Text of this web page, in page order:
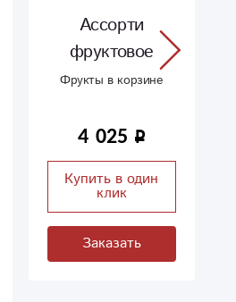
Ассорти
фруктовое
Фрукты в корзине
4 025
Купить в один
клик
Заказать